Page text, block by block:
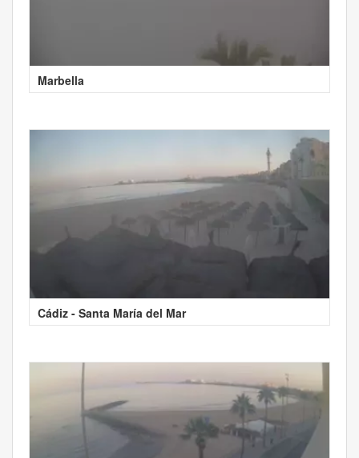
Marbella
Cádiz - Santa María del Mar